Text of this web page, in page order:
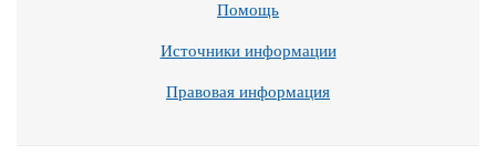
Помощь
Источники информации
Правовая информация